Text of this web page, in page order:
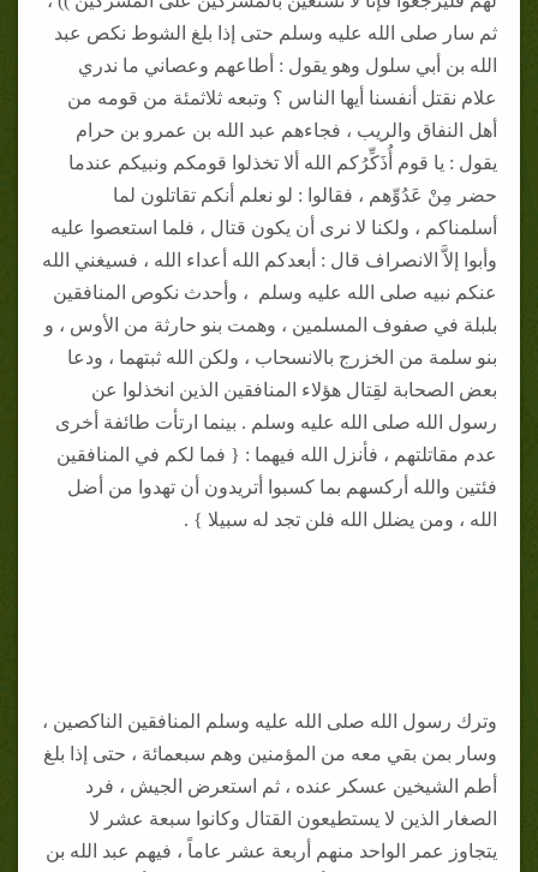
ثم سار صلى الله عليه وسلم حتى إذا بلغ الشوط نكص عبد
الله بن أبي سلول وهو يقول : أطاعهم وعصاني ما ندري
علام نقتل أنفسنا أيها الناس ؟ وتبعه ثلاثمئة من قومه من
أهل النفاق والريب ، فجاءهم عبد الله بن عمرو بن حرام
يقول : يا قوم أُذَكِّرُكم الله ألا تخذلوا قومكم ونبيكم عندما
حضر مِنْ عَدُوِّهم ، فقالوا : لو نعلم أنكم تقاتلون لما
أسلمناكم ، ولكنا لا نرى أن يكون قتال ، فلما استعصوا عليه
وأبوا إلاَّ الانصراف قال : أبعدكم الله أعداء الله ، فسيغني الله
عنكم نبيه صلى الله عليه وسلم ، وأحدث نكوص المنافقين
بلبلة في صفوف المسلمين ، وهمت بنو حارثة من الأوس ، و
بنو سلمة من الخزرج بالانسحاب ، ولكن الله ثبتهما ، ودعا
بعض الصحابة لقِتال هؤلاء المنافقين الذين انخذلوا عن
رسول الله صلى الله عليه وسلم . بينما ارتأت طائفة أخرى
عدم مقاتلتهم ، فأنزل الله فيهما : { فما لكم في المنافقين
فئتين والله أركسهم بما كسبوا أتريدون أن تهدوا من أضل
الله ، ومن يضلل الله فلن تجد له سبيلا } .
وترك رسول الله صلى الله عليه وسلم المنافقين الناكصين ،
وسار بمن بقي معه من المؤمنين وهم سبعمائة ، حتى إذا بلغ
أطم الشيخين عسكر عنده ، ثم استعرض الجيش ، فرد
الصغار الذين لا يستطيعون القتال وكانوا سبعة عشر لا
يتجاوز عمر الواحد منهم أربعة عشر عاماً ، فيهم عبد الله بن